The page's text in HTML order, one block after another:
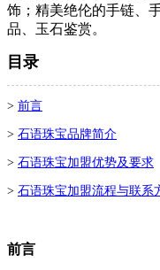
饰；精美绝伦的手链、
品、玉石鉴赏。
目录
> 前言
> 石语珠宝品牌简介
> 石语珠宝加盟优势及要求
> 石语珠宝加盟流程与联系
前言